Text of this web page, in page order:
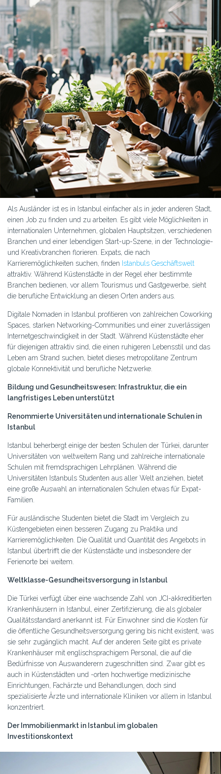
Als Ausländer ist es in Istanbul einfacher als in jeder anderen Stadt,
einen Job zu finden und zu arbeiten. Es gibt viele Möglichkeiten in
internationalen Unternehmen, globalen Hauptsitzen, verschiedenen
Branchen und einer lebendigen Start-up-Szene, in der Technologie-
und Kreativbranchen florieren. Expats, die nach
Karrieremöglichkeiten suchen, finden Istanbuls Geschäftswelt
attraktiv. Während Küstenstädte in der Regel eher bestimmte
Branchen bedienen, vor allem Tourismus und Gastgewerbe, sieht
die berufliche Entwicklung an diesen Orten anders aus.
Digitale Nomaden in Istanbul profitieren von zahlreichen Coworking
Spaces, starken Networking-Communities und einer zuverlässigen
Internetgeschwindigkeit in der Stadt. Während Küstenstädte eher
für diejenigen attraktiv sind, die einen ruhigeren Lebensstil und das
Leben am Strand suchen, bietet dieses metropolitane Zentrum
globale Konnektivität und berufliche Netzwerke.
Bildung und Gesundheitswesen: Infrastruktur, die ein
langfristiges Leben unterstützt
Renommierte Universitäten und internationale Schulen in
Istanbul
Istanbul beherbergt einige der besten Schulen der Türkei, darunter
Universitäten von weltweitem Rang und zahlreiche internationale
Schulen mit fremdsprachigen Lehrplänen. Während die
Universitäten Istanbuls Studenten aus aller Welt anziehen, bietet
eine große Auswahl an internationalen Schulen etwas für Expat-
Familien.
Für ausländische Studenten bietet die Stadt im Vergleich zu
Küstengebieten einen besseren Zugang zu Praktika und
Karrieremöglichkeiten. Die Qualität und Quantität des Angebots in
Istanbul übertrifft die der Küstenstädte und insbesondere der
Ferienorte bei weitem.
Weltklasse-Gesundheitsversorgung in Istanbul
Die Türkei verfügt über eine wachsende Zahl von JCI-akkreditierten
Krankenhäusern in Istanbul, einer Zertifizierung, die als globaler
Qualitätsstandard anerkannt ist. Für Einwohner sind die Kosten für
die öffentliche Gesundheitsversorgung gering bis nicht existent, was
sie sehr zugänglich macht. Auf der anderen Seite gibt es private
Krankenhäuser mit englischsprachigem Personal, die auf die
Bedürfnisse von Auswanderern zugeschnitten sind. Zwar gibt es
auch in Küstenstädten und -orten hochwertige medizinische
Einrichtungen, Fachärzte und Behandlungen, doch sind
spezialisierte Ärzte und internationale Kliniken vor allem in Istanbul
konzentriert.
Der Immobilienmarkt in Istanbul im globalen
Investitionskontext